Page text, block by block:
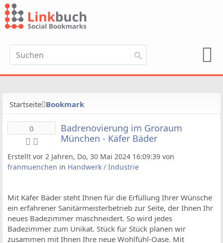
Startseite Bookmark
0
Badrenovierung im Groraum
München - Käfer Bäder
Erstellt vor 2 Jahren, Do, 30 Mai 2024 16:09:39 von
franmuenchen in Handwerk / Industrie
Mit Käfer Bäder steht Ihnen für die Erfüllung Ihrer Wünsche
ein erfahrener Sanitärmeisterbetrieb zur Seite, der Ihnen Ihr
neues Badezimmer maschneidert. So wird jedes
Badezimmer zum Unikat. Stück für Stück planen wir
zusammen mit Ihnen Ihre neue Wohlfühl-Oase. Mit